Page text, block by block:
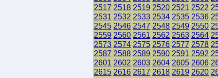
2517 2518 2519 2520 2521 2522
2531 2532 2533 2534 2535 2536
2545 2546 2547 2548 2549 2550
2559 2560 2561 2562 2563 2564
2573 2574 2575 2576 2577 2578
2587 2588 2589 2590 2591 2592
2601 2602 2603 2604 2605 2606
2615 2616 2617 2618 2619 2620